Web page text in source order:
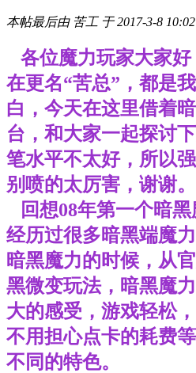
本帖最后由 苦工 于 2017-3-8
各位魔力玩家大家
在更名“苦总”，都是
白，今天在这里借着
台，和大家一起探讨
笔水平不太好，所以
别喷的太厉害，谢谢。
回想08年第一个暗
经历过很多暗黑端魔
暗黑魔力的时候，从
黑微变玩法，暗黑魔
大的感受，游戏轻松
不用担心点卡的耗费
不同的特色。